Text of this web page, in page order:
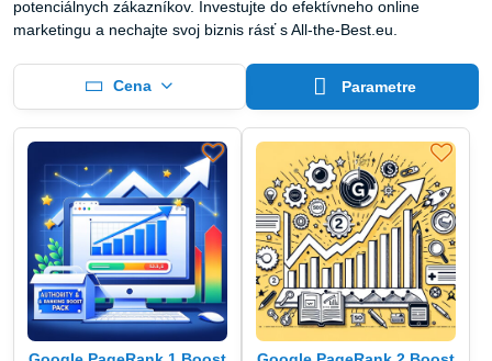
potenciálnych zákazníkov. Investujte do efektívneho online
marketingu a nechajte svoj biznis rásť s All-the-Best.eu.
Cena Parametre